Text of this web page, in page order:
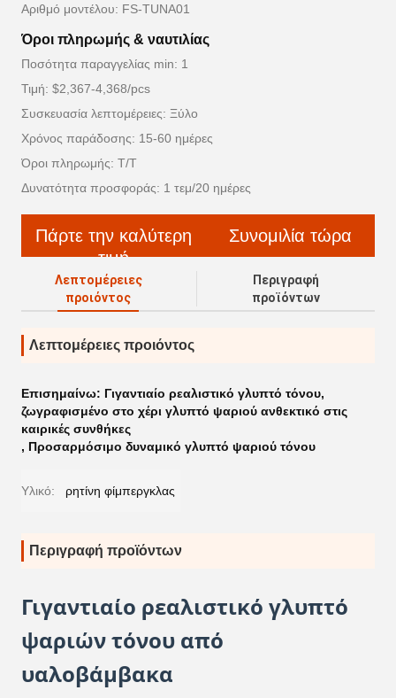
Αριθμό μοντέλου: FS-TUNA01
Όροι πληρωμής & ναυτιλίας
Ποσότητα παραγγελίας min: 1
Τιμή: $2,367-4,368/pcs
Συσκευασία λεπτομέρειες: Ξύλο
Χρόνος παράδοσης: 15-60 ημέρες
Όροι πληρωμής: T/T
Δυνατότητα προσφοράς: 1 τεμ/20 ημέρες
Πάρτε την καλύτερη
τιμή
Συνομιλία τώρα
Λεπτομέρειες
προιόντος
Περιγραφή
προϊόντων
Λεπτομέρειες προιόντος
Επισημαίνω: Γιγαντιαίο ρεαλιστικό γλυπτό τόνου,
ζωγραφισμένο στο χέρι γλυπτό ψαριού ανθεκτικό στις
καιρικές συνθήκες
, Προσαρμόσιμο δυναμικό γλυπτό ψαριού τόνου
Υλικό: ρητίνη φίμπεργκλας
Περιγραφή προϊόντων
Γιγαντιαίο ρεαλιστικό γλυπτό
ψαριών τόνου από
υαλοβάμβακα